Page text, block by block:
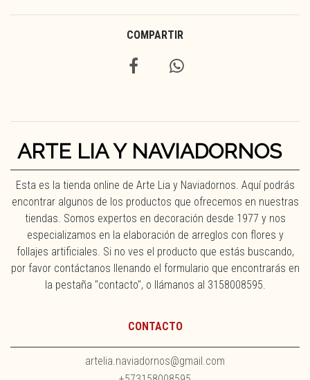
COMPARTIR
ARTE LIA Y NAVIADORNOS
Esta es la tienda online de Arte Lia y Naviadornos. Aquí podrás
encontrar algunos de los productos que ofrecemos en nuestras
tiendas. Somos expertos en decoración desde 1977 y nos
especializamos en la elaboración de arreglos con flores y
follajes artificiales. Si no ves el producto que estás buscando,
por favor contáctanos llenando el formulario que encontrarás en
la pestaña "contacto", o llámanos al 3158008595.
CONTACTO
artelia.naviadornos@gmail.com